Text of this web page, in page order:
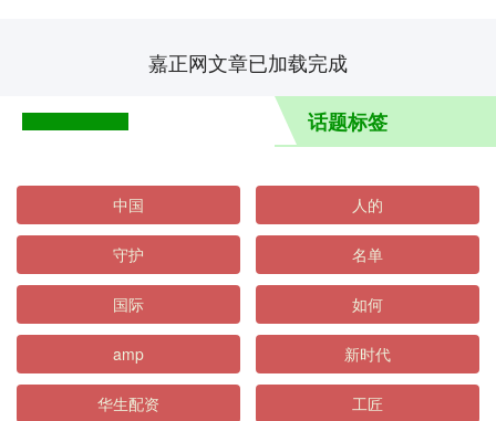
嘉正网文章已加载完成
话题标签
中国 人的
守护 名单
国际 如何
amp 新时代
华生配资 工匠